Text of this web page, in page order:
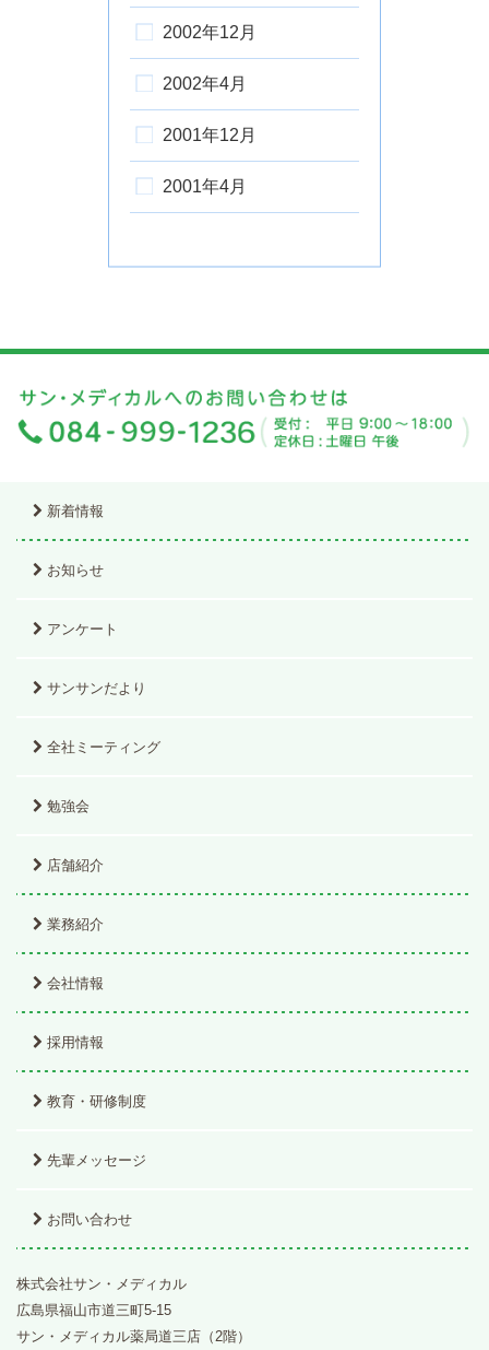
2002年12月
2002年4月
2001年12月
2001年4月
新着情報
お知らせ
アンケート
サンサンだより
全社ミーティング
勉強会
店舗紹介
業務紹介
会社情報
採用情報
教育・研修制度
先輩メッセージ
お問い合わせ
株式会社サン・メディカル
広島県福山市道三町5-15
サン・メディカル薬局道三店（2階）